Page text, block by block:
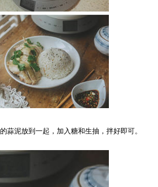
蒜泥放到一起，加入糖和生抽，拌好即可。